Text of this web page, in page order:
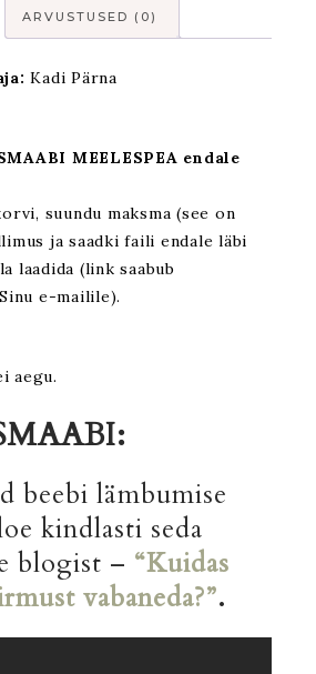
ARVUSTUSED (0)
Kadi Pärna
MEELESPEA endale
suundu maksma (see on
ja saadki faili endale läbi
laadida (link saabub
e-mailile).
aegu.
beebi lämbumise
kindlasti seda
blogist – “Kuidas
vabaneda?”.